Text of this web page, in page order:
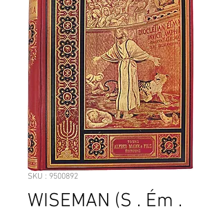
SKU : 9500892
WISEMAN (S . Ém .